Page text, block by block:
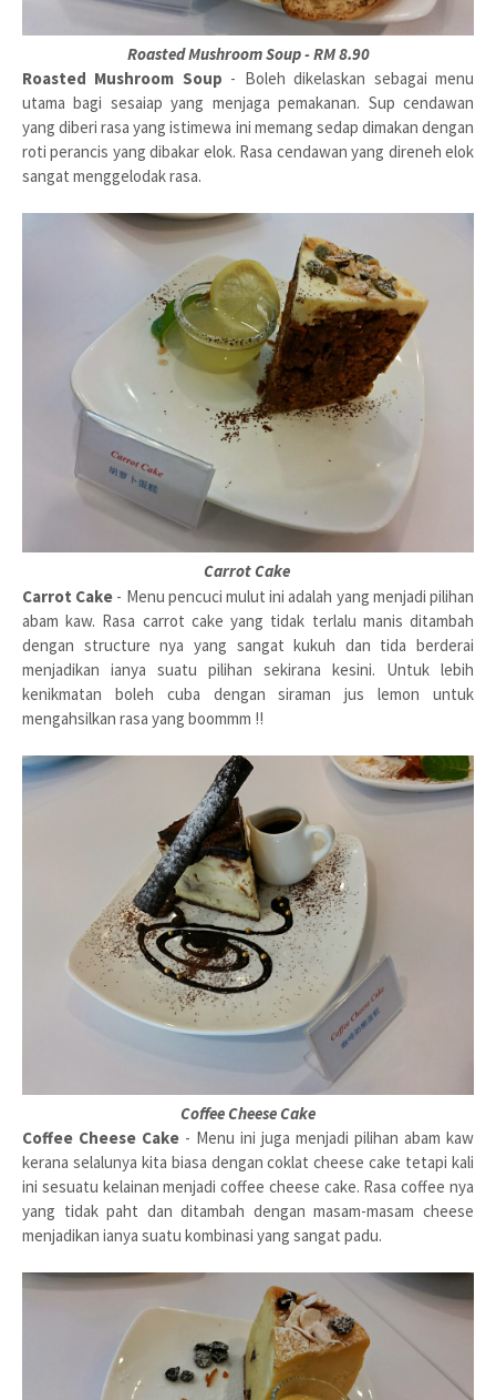
Roasted Mushroom Soup - RM 8.90
Roasted Mushroom Soup - Boleh dikelaskan sebagai menu
utama bagi sesaiap yang menjaga pemakanan. Sup cendawan
yang diberi rasa yang istimewa ini memang sedap dimakan dengan
roti perancis yang dibakar elok. Rasa cendawan yang direneh elok
sangat menggelodak rasa.
Carrot Cake
Carrot Cake - Menu pencuci mulut ini adalah yang menjadi pilihan
abam kaw. Rasa carrot cake yang tidak terlalu manis ditambah
dengan structure nya yang sangat kukuh dan tida berderai
menjadikan ianya suatu pilihan sekirana kesini. Untuk lebih
kenikmatan boleh cuba dengan siraman jus lemon untuk
mengahsilkan rasa yang boommm !!
Coffee Cheese Cake
Coffee Cheese Cake - Menu ini juga menjadi pilihan abam kaw
kerana selalunya kita biasa dengan coklat cheese cake tetapi kali
ini sesuatu kelainan menjadi coffee cheese cake. Rasa coffee nya
yang tidak paht dan ditambah dengan masam-masam cheese
menjadikan ianya suatu kombinasi yang sangat padu.